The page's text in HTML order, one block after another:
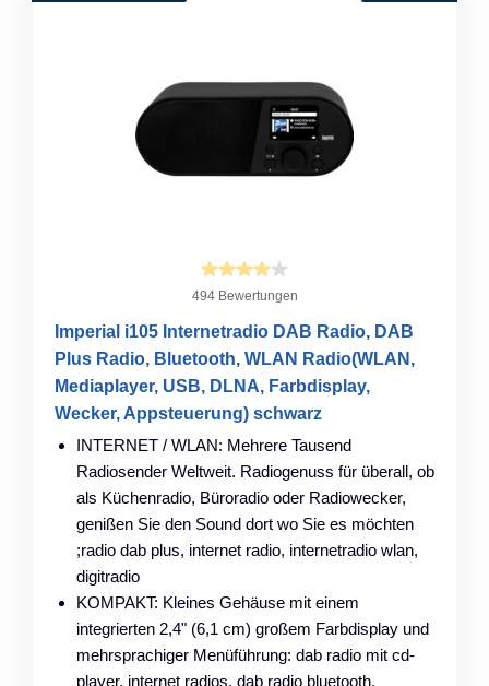
494 Bewertungen
Imperial i105 Internetradio DAB Radio, DAB
Plus Radio, Bluetooth, WLAN Radio(WLAN,
Mediaplayer, USB, DLNA, Farbdisplay,
Wecker, Appsteuerung) schwarz
INTERNET / WLAN: Mehrere Tausend
Radiosender Weltweit. Radiogenuss für überall, ob
als Küchenradio, Büroradio oder Radiowecker,
genißen Sie den Sound dort wo Sie es möchten
;radio dab plus, internet radio, internetradio wlan,
digitradio
KOMPAKT: Kleines Gehäuse mit einem
integrierten 2,4" (6,1 cm) großem Farbdisplay und
mehrsprachiger Menüführung: dab radio mit cd-
player, internet radios, dab radio bluetooth,